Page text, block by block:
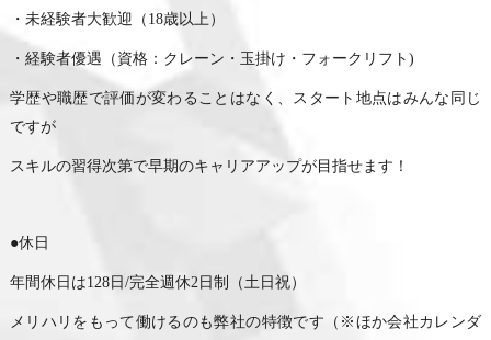
・未経験者大歓迎（18歳以上）
・経験者優遇（資格：クレーン・玉掛け・フォークリフト)
学歴や職歴で評価が変わることはなく、スタート地点はみんな同じ
ですが
スキルの習得次第で早期のキャリアアップが目指せます！
●休日
年間休日は128日/完全週休2日制（土日祝）
メリハリをもって働けるのも弊社の特徴です（※ほか会社カレンダ